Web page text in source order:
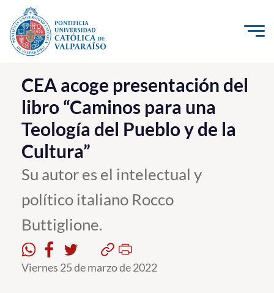
Click acá para ir directamente al contenido
La Universidad
Investigación, Creación e Innovación
PUCV Internacional
Vinculación con el Medio
Admisión
Pregrado
Postgrado
Formación Continua
CEA acoge presentación del
libro “Caminos para una
Teología del Pueblo y de la
Cultura”
Su autor es el intelectual y
político italiano Rocco
Buttiglione.
Viernes 25 de marzo de 2022